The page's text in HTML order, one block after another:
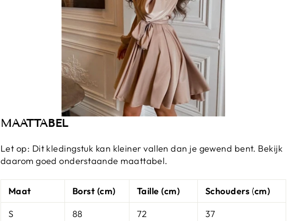
MAATTABEL
Let op: Dit kledingstuk kan kleiner vallen dan je gewend bent. Bekijk
daarom goed onderstaande maattabel.
Maat Borst (cm) Taille (cm)
Schouders (cm)
S
88 72
37